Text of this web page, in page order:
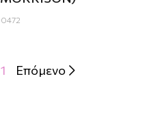
1 Επόμενο 